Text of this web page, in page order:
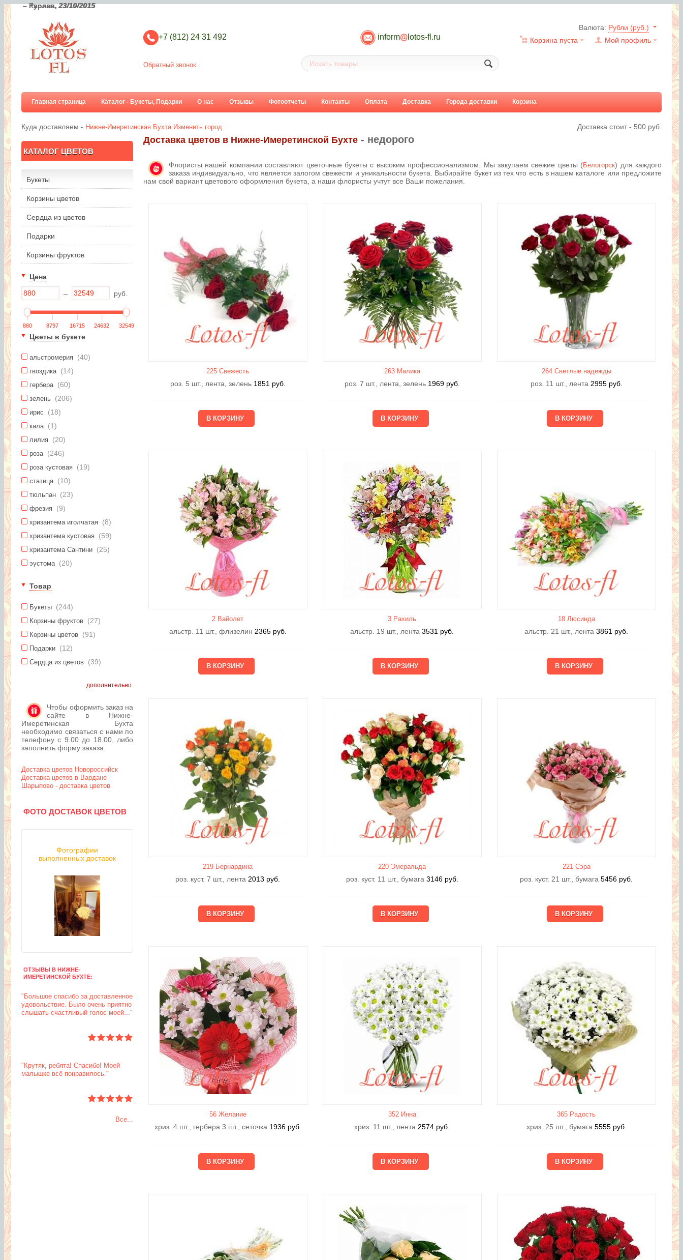
+7 (812) 24 31 492
Обратный звонок
inform lotos-fl.ru
Валюта: Рубли (руб.)
Мой профиль
Корзина пуста
Главная страница Каталог - Букеты, Подарки О нас Отзывы Фотоотчеты Контакты Оплата Доставка Города доставки Корзина
Куда доставляем - Нижне-Имеретинская Бухта Изменить город Доставка стоит - 500 руб.
КАТАЛОГ ЦВЕТОВ
Букеты
Корзины цветов
Сердца из цветов
Подарки
Корзины фруктов
Цена
– руб.
880 8797 16715 24632 32549
Цветы в букете
альстромерия (40)
гвоздика (14)
гербера (60)
зелень (206)
ирис (18)
кала (1)
лилия (20)
роза (246)
роза кустовая (19)
статица (10)
тюльпан (23)
фрезия (9)
хризантема иголчатая (8)
хризантема кустовая (59)
хризантема Сантини (25)
эустома (20)
Товар
Букеты (244)
Корзины фруктов (27)
Корзины цветов (91)
Подарки (12)
Сердца из цветов (39)
дополнительно
Чтобы оформить заказ на
сайте в Нижне-
Имеретинская Бухта
необходимо связаться с нами по
телефону с 9.00 до 18.00, либо
заполнить форму заказа.
Доставка цветов Новороссийск
Доставка цветов в Вардане
Шарыпово - доставка цветов
ФОТО ДОСТАВОК ЦВЕТОВ
Фотографии
выполненных доставок
ОТЗЫВЫ В НИЖНЕ-
ИМЕРЕТИНСКОЙ БУХТЕ:
"Большое спасибо за доставленное
удовольствие. Было очень приятно
слышать счастливый голос моей..."
– Карина,23/10/2015
"Крутяк, ребята! Спасибо! Моей
малышке всё понравилось."
– Руслан,23/10/2015
Все...
Доставка цветов в Нижне-Имеретинской Бухте - недорого
Флористы нашей компании составляют цветочные букеты с высоким профессионализмом. Мы закупаем свежие цветы (Белогорск) для каждого
заказа индивидуально, что является залогом свежести и уникальности букета. Выбирайте букет из тех что есть в нашем каталоге или предложите
нам свой вариант цветового оформления букета, а наши флористы учтут все Ваши пожелания.
225 Свежесть
роз. 5 шт., лента, зелень 1851 руб.
263 Малика
роз. 7 шт., лента, зелень 1969 руб.
264 Светлые надежды
роз. 11 шт., лента 2995 руб.
2 Вайолет
альстр. 11 шт., флизелин 2365 руб.
3 Рахиль
альстр. 19 шт., лента 3531 руб.
18 Люсиндa
альстр. 21 шт., лента 3861 руб.
219 Бернардина
роз. куст. 7 шт., лента 2013 руб.
220 Эмеральда
роз. куст. 11 шт., бумага 3146 руб.
221 Сэра
роз. куст. 21 шт., бумага 5456 руб.
56 Желание
хриз. 4 шт., гербера 3 шт., сеточка 1936 руб.
352 Инна
хриз. 11 шт., лента 2574 руб.
365 Радость
хриз. 25 шт., бумага 5555 руб.